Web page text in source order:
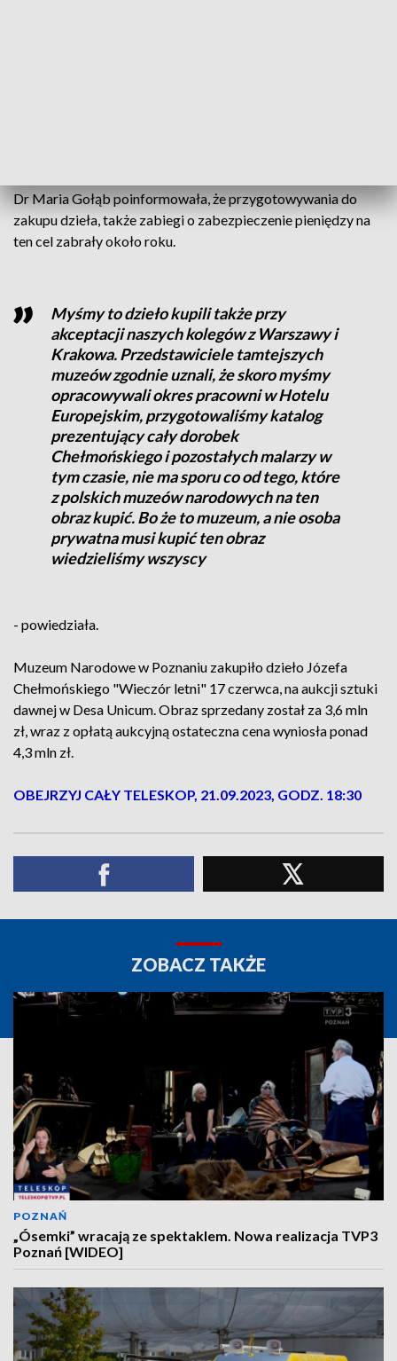
Dr Maria Gołąb poinformowała, że przygotowywania do
zakupu dzieła, także zabiegi o zabezpieczenie pieniędzy na
ten cel zabrały około roku.
Myśmy to dzieło kupili także przy
akceptacji naszych kolegów z Warszawy i
Krakowa. Przedstawiciele tamtejszych
muzeów zgodnie uznali, że skoro myśmy
opracowywali okres pracowni w Hotelu
Europejskim, przygotowaliśmy katalog
prezentujący cały dorobek
Chełmońskiego i pozostałych malarzy w
tym czasie, nie ma sporu co od tego, które
z polskich muzeów narodowych na ten
obraz kupić. Bo że to muzeum, a nie osoba
prywatna musi kupić ten obraz
wiedzieliśmy wszyscy
- powiedziała.
Muzeum Narodowe w Poznaniu zakupiło dzieło Józefa
Chełmońskiego "Wieczór letni" 17 czerwca, na aukcji sztuki
dawnej w Desa Unicum. Obraz sprzedany został za 3,6 mln
zł, wraz z opłatą aukcyjną ostateczna cena wyniosła ponad
4,3 mln zł.
OBEJRZYJ CAŁY TELESKOP, 21.09.2023, GODZ. 18:30
ZOBACZ TAKŻE
POZNAŃ
„Ósemki” wracają ze spektaklem. Nowa realizacja TVP3
Poznań [WIDEO]